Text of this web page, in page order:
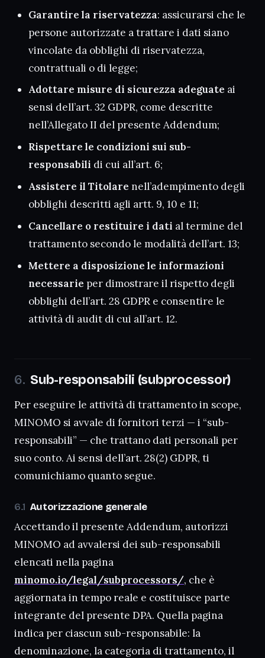
Garantire la riservatezza: assicurarsi che le
persone autorizzate a trattare i dati siano
vincolate da obblighi di riservatezza,
contrattuali o di legge;
Adottare misure di sicurezza adeguate ai
sensi dell’art. 32 GDPR, come descritte
nell’Allegato II del presente Addendum;
Rispettare le condizioni sui sub-
responsabili di cui all’art. 6;
Assistere il Titolare nell’adempimento degli
obblighi descritti agli artt. 9, 10 e 11;
Cancellare o restituire i dati al termine del
trattamento secondo le modalità dell’art. 13;
Mettere a disposizione le informazioni
necessarie per dimostrare il rispetto degli
obblighi dell’art. 28 GDPR e consentire le
attività di audit di cui all’art. 12.
Sub-responsabili (subprocessor)
Per eseguire le attività di trattamento in scope,
MINOMO si avvale di fornitori terzi — i “sub-
responsabili” — che trattano dati personali per
suo conto. Ai sensi dell’art. 28(2) GDPR, ti
comunichiamo quanto segue.
Autorizzazione generale
Accettando il presente Addendum, autorizzi
MINOMO ad avvalersi dei sub-responsabili
elencati nella pagina
minomo.io/legal/subprocessors/, che è
aggiornata in tempo reale e costituisce parte
integrante del presente DPA. Quella pagina
indica per ciascun sub-responsabile: la
denominazione, la categoria di trattamento, il